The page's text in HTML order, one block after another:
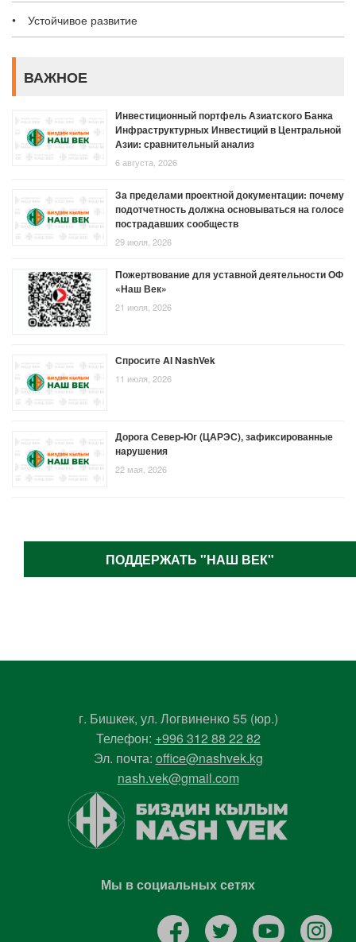
Устойчивое развитие
ВАЖНОЕ
Инвестиционный портфель Азиатского Банка
Инфраструктурных Инвестиций в Центральной
Азии: сравнительный анализ
6 августа, 2026
За пределами проектной документации: почему
подотчетность должна основываться на голосе
пострадавших сообществ
29 июля, 2026
Пожертвование для уставной деятельности ОФ
«Наш Век»
21 июля, 2026
Спросите AI NashVek
11 июля, 2026
Дорога Север-Юг (ЦАРЭС), зафиксированные
нарушения
22 мая, 2026
ПОДДЕРЖАТЬ "НАШ ВЕК"
г. Бишкек, ул. Логвиненко 55 (юр.)
Телефон: +996 312 88 22 82
Эл. почта: office@nashvek.kg
nash.vek@gmail.com
Мы в социальных сетях